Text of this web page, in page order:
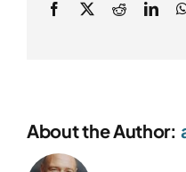
Facebook
X Reddit
About the Author: